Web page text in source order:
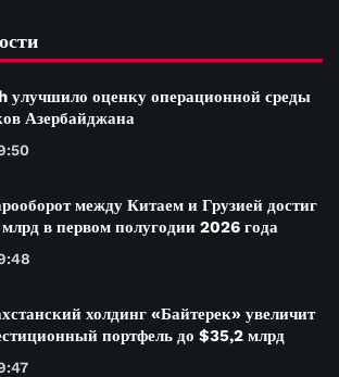
улучшило оценку операционной среды
Азербайджана
между Китаем и Грузией достиг
в первом полугодии 2026 года
холдинг «Байтерек» увеличит
портфель до $35,2 млрд